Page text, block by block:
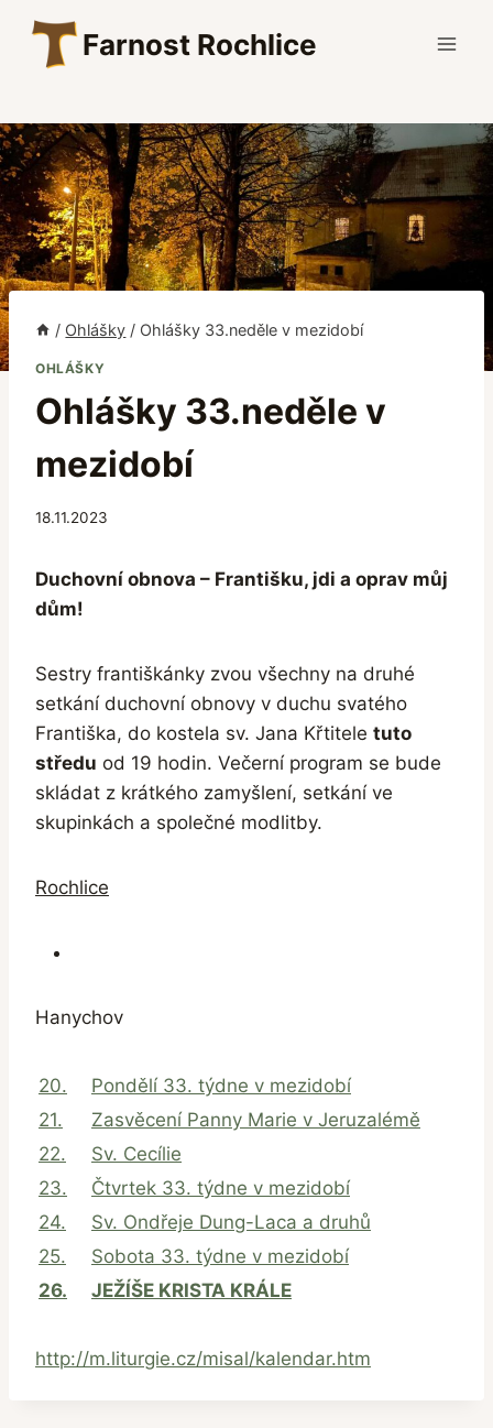
obsah
Farnost Rochlice
/ Ohlášky / Ohlášky 33.neděle v mezidobí
OHLÁŠKY
Ohlášky 33.neděle v
mezidobí
18.11.2023
Duchovní obnova – Františku, jdi a oprav můj
dům!
Sestry františkánky zvou všechny na druhé
setkání duchovní obnovy v duchu svatého
Františka, do kostela sv. Jana Křtitele tuto
středu od 19 hodin. Večerní program se bude
skládat z krátkého zamyšlení, setkání ve
skupinkách a společné modlitby.
Rochlice
Hanychov
20.
Pondělí 33. týdne v mezidobí
21.
Zasvěcení Panny Marie v Jeruzalémě
22.
Sv. Cecílie
23.
Čtvrtek 33. týdne v mezidobí
24.
Sv. Ondřeje Dung-Laca a druhů
25.
Sobota 33. týdne v mezidobí
26.
JEŽÍŠE KRISTA KRÁLE
http://m.liturgie.cz/misal/kalendar.htm